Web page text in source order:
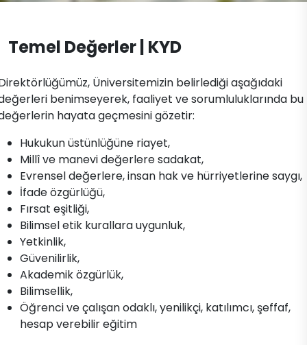
Sportif Başarılarımız
Konferans Salonu
İletişim
Temel Değerler | KYD
Üniversitemizin belirlediği aşağıdaki
benimseyerek, faaliyet ve sorumluluklarında bu
hayata geçmesini gözetir:
Hukukun üstünlüğüne riayet,
Millî ve manevi değerlere sadakat,
Evrensel değerlere, insan hak ve hürriyetlerine saygı,
İfade özgürlüğü,
Fırsat eşitliği,
Bilimsel etik kurallara uygunluk,
Yetkinlik,
Güvenilirlik,
Akademik özgürlük,
Bilimsellik,
Öğrenci ve çalışan odaklı, yenilikçi, katılımcı, şeffaf,
hesap verebilir eğitim